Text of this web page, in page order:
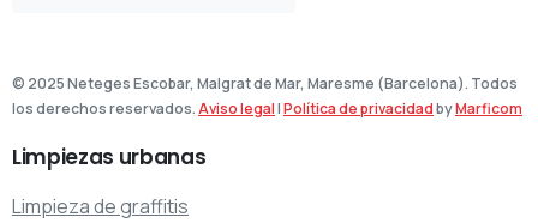
© 2025 Neteges Escobar, Malgrat de Mar, Maresme (Barcelona). Todos
los derechos reservados.Aviso legal|Política de privacidadbyMarficom
Limpiezas urbanas
Limpieza de graffitis